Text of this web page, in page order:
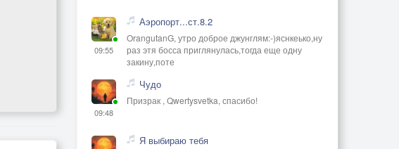
09:55
Аэропорт...ст.8.2
OrangutanG, утро доброе джунглям:-)яснкеько,ну
раз этя босса приглянулась,тогда еще одну
закину,поте
09:48
Чудо
Призрак , Qwertysvetka, спасибо!
Я выбираю тебя